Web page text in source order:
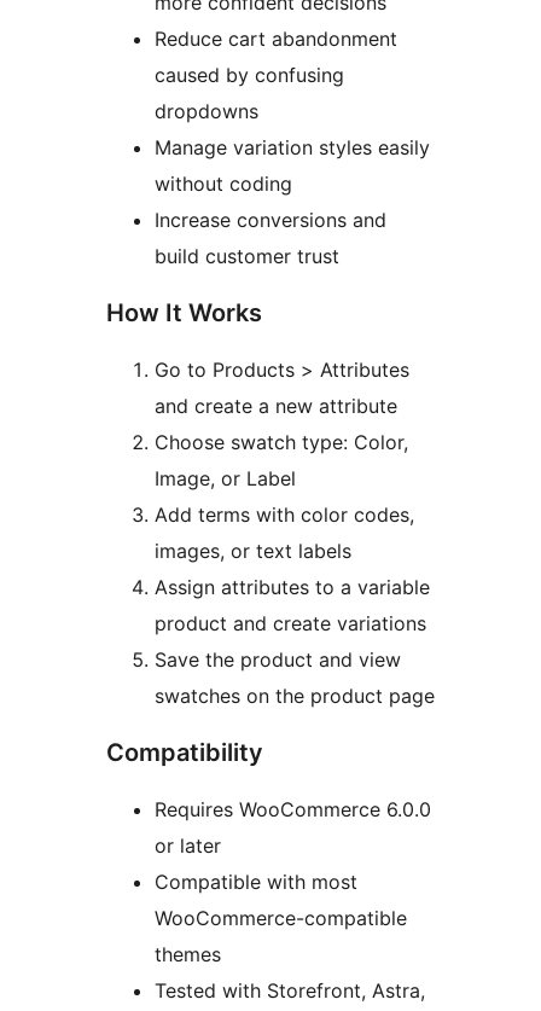
Reduce cart abandonment
caused by confusing
dropdowns
Manage variation styles easily
without coding
Increase conversions and
build customer trust
How It Works
Go to Products > Attributes
and create a new attribute
Choose swatch type: Color,
Image, or Label
Add terms with color codes,
images, or text labels
Assign attributes to a variable
product and create variations
Save the product and view
swatches on the product page
Compatibility
Requires WooCommerce 6.0.0
or later
Compatible with most
WooCommerce-compatible
themes
Tested with Storefront, Astra,